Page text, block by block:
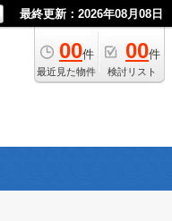
最終更新：2026年08月08日
00件
最近見た物件
00件
検討リスト